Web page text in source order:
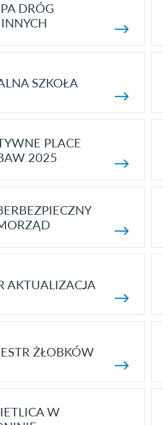
DRÓG
SZKOŁA
PLACE
2025
AKTUALIZACJA
ŻŁOBKÓW
W